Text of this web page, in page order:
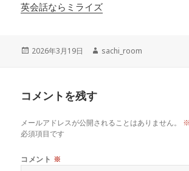
英会話ならミライズ
投
2026年3月19日
作
sachi_room
コメントを残す
メールアドレスが公開されることはありません。 ※
必須項目です
コメント ※